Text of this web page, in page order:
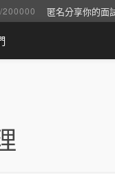
/200000 匿名分享你的面